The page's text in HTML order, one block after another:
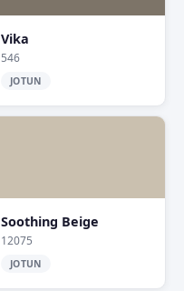
Vika
546
JOTUN
Soothing Beige
12075
JOTUN